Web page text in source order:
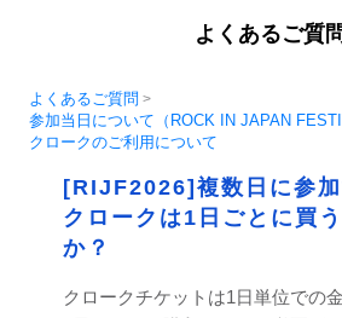
よくあるご質
よくあるご質問 >
参加当日について（ROCK IN JAPAN
クロークのご利用について
[RIJF2026]複数日に参加
クロークは1日ごとに買
か？
クロークチケットは1日単位での